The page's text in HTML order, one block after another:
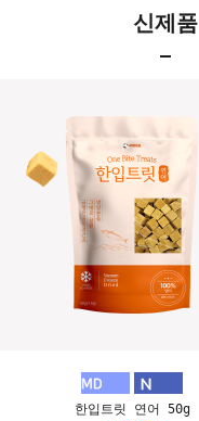
신제품
한입트릿 연어 50g